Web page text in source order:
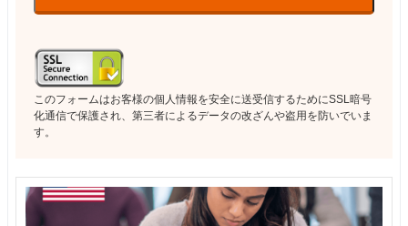
このフォームはお客様の個人情報を安全に送受信するためにSSL暗号
化通信で保護され、第三者によるデータの改ざんや盗用を防いでいま
す。